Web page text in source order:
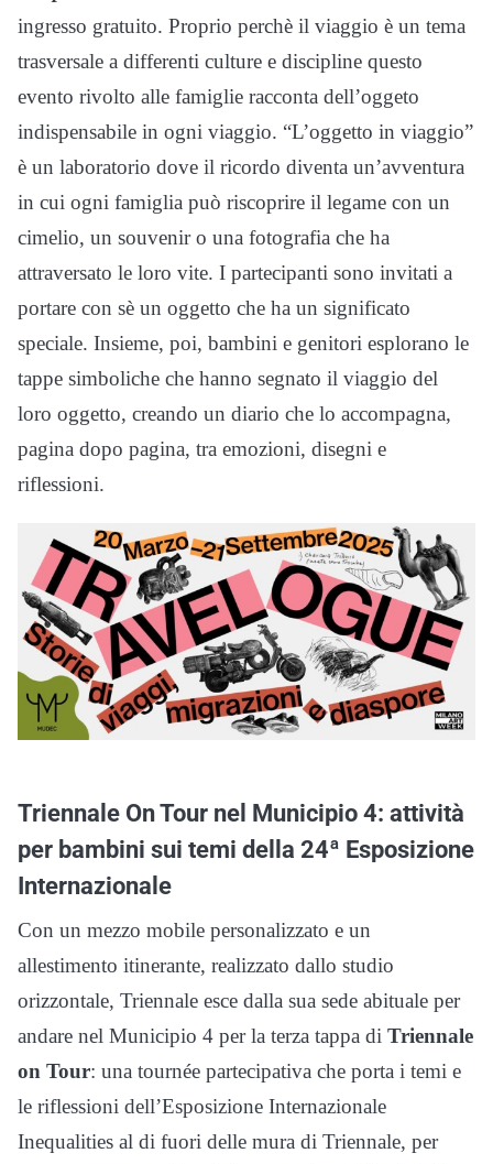
ingresso gratuito. Proprio perchè il viaggio è un tema
trasversale a differenti culture e discipline questo
evento rivolto alle famiglie racconta dell’oggeto
indispensabile in ogni viaggio. “L’oggetto in viaggio”
è un laboratorio dove il ricordo diventa un’avventura
in cui ogni famiglia può riscoprire il legame con un
cimelio, un souvenir o una fotografia che ha
attraversato le loro vite. I partecipanti sono invitati a
portare con sè un oggetto che ha un significato
speciale. Insieme, poi, bambini e genitori esplorano le
tappe simboliche che hanno segnato il viaggio del
loro oggetto, creando un diario che lo accompagna,
pagina dopo pagina, tra emozioni, disegni e
riflessioni.
Triennale On Tour nel Municipio 4: attività
per bambini sui temi della 24ª Esposizione
Internazionale
Con un mezzo mobile personalizzato e un
allestimento itinerante, realizzato dallo studio
orizzontale, Triennale esce dalla sua sede abituale per
andare nel Municipio 4 per la terza tappa di Triennale
on Tour: una tournée partecipativa che porta i temi e
le riflessioni dell’Esposizione Internazionale
Inequalities al di fuori delle mura di Triennale, per